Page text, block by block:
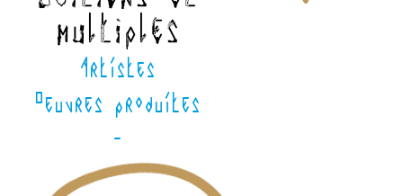
multiples
Artistes
Oeuvres produites
-